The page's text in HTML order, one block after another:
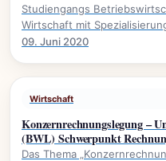
Studiengangs
Wirtschaft mit
09. Juni 2020
Wirtschaft
Konzernrechnungslegung –
(BWL) Schwerpunkt
Das Thema